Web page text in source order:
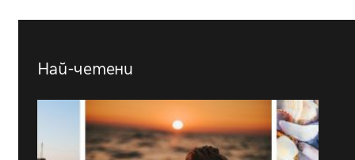
Най-четени